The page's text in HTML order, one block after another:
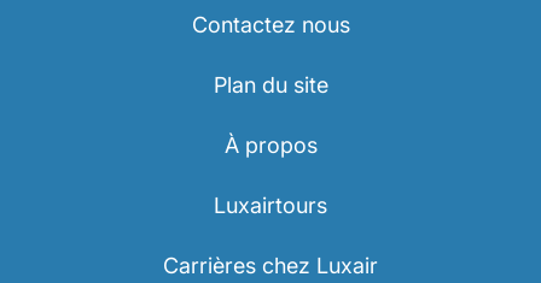
Contactez nous
Plan du site
À propos
Luxairtours
Carrières chez Luxair